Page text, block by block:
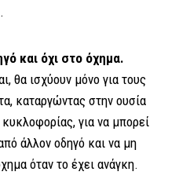
και όχι στο όχημα.
θα ισχύουν μόνο για τους
καταργώντας στην ουσία
για να μπορεί
άλλον οδηγό και να μη
όταν το έχει ανάγκη.